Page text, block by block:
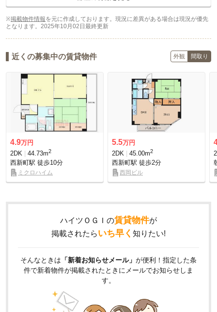
※掲載物件情報を元に作成しております。現況に差異がある場合は現況が優先
となります。 2025年10月02日最終更新
近くの募集中の賃貸物件 外観 間取り
4.9万円
2DK
44.73m2
西新町駅 徒歩10分
ミクロハイム
5.5万円
2DK
45.00m2
西新町駅 徒歩2分
西岡ビル
ハイツＯＧＩの賃貸物件が
掲載されたらいち早く 知りたい!
そんなときは 「新着お知らせメール」 が便利！指定した条
件で新着物件が掲載されたときにメールでお知らせしま
す。